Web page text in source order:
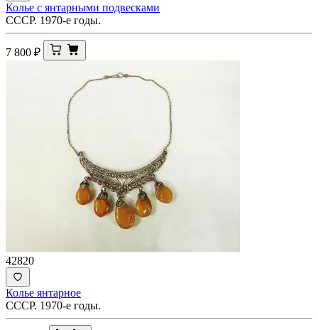
Колье с янтарными подвесками
СССР. 1970-е годы.
7 800 ₽
42820
Колье янтарное
СССР. 1970-е годы.